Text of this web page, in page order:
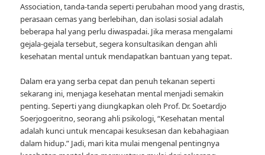
Association, tanda-tanda seperti perubahan mood yang drastis,
perasaan cemas yang berlebihan, dan isolasi sosial adalah
beberapa hal yang perlu diwaspadai. Jika merasa mengalami
gejala-gejala tersebut, segera konsultasikan dengan ahli
kesehatan mental untuk mendapatkan bantuan yang tepat.
Dalam era yang serba cepat dan penuh tekanan seperti
sekarang ini, menjaga kesehatan mental menjadi semakin
penting. Seperti yang diungkapkan oleh Prof. Dr. Soetardjo
Soerjogoeritno, seorang ahli psikologi, “Kesehatan mental
adalah kunci untuk mencapai kesuksesan dan kebahagiaan
dalam hidup.” Jadi, mari kita mulai mengenal pentingnya